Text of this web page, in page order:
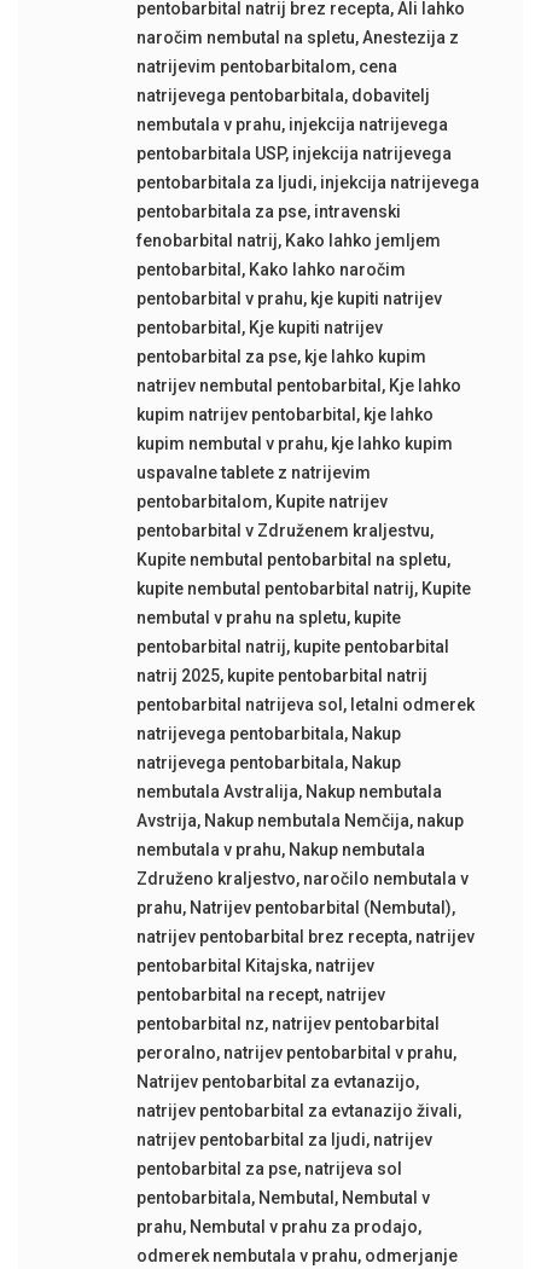
pentobarbital natrij brez recepta,Ali lahko
naročim nembutal na spletu,Anestezija z
natrijevim pentobarbitalom, cena
natrijevega pentobarbitala, dobavitelj
nembutala v prahu, injekcija natrijevega
pentobarbitala USP, injekcija natrijevega
pentobarbitala za ljudi, injekcija natrijevega
pentobarbitala za pse, intravenski
fenobarbital natrij, Kako lahko jemljem
pentobarbital , Kako lahko naročim
pentobarbital v prahu, kje kupiti natrijev
pentobarbital , Kje kupiti natrijev
pentobarbital za pse, kje lahko kupim
natrijev nembutal pentobarbital , Kje lahko
kupim natrijev pentobarbital , kje lahko
kupim nembutal v prahu, kje lahko kupim
uspavalne tablete z natrijevim
pentobarbitalom, Kupite natrijev
pentobarbital v Združenem kraljestvu,
Kupite nembutal pentobarbital na spletu,
kupite nembutal pentobarbital natrij, Kupite
nembutal v prahu na spletu, kupite
pentobarbital natrij, kupite pentobarbital
natrij 2025, kupite pentobarbital natrij
pentobarbital natrijeva sol , letalni odmerek
natrijevega pentobarbitala, Nakup
natrijevega pentobarbitala, Nakup
nembutala Avstralija, Nakup nembutala
Avstrija, Nakup nembutala Nemčija, nakup
nembutala v prahu, Nakup nembutala
Združeno kraljestvo, naročilo nembutala v
prahu, Natrijev pentobarbital (Nembutal),
natrijev pentobarbital brez recepta, natrijev
pentobarbital Kitajska, natrijev
pentobarbital na recept, natrijev
pentobarbital nz, natrijev pentobarbital
peroralno, natrijev pentobarbital v prahu,
Natrijev pentobarbital za evtanazijo,
natrijev pentobarbital za evtanazijo živali,
natrijev pentobarbital za ljudi, natrijev
pentobarbital za pse, natrijeva sol
pentobarbitala, Nembutal , Nembutal v
prahu, Nembutal v prahu za prodajo,
odmerek nembutala v prahu, odmerjanje